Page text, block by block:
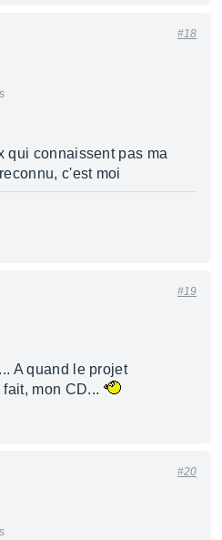
#18
qui connaissent pas ma
c'est moi
#19
A quand le projet
mon CD...
#20